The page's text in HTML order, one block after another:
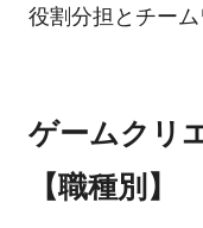
役割分担とチーム
ゲームクリ
【職種別】